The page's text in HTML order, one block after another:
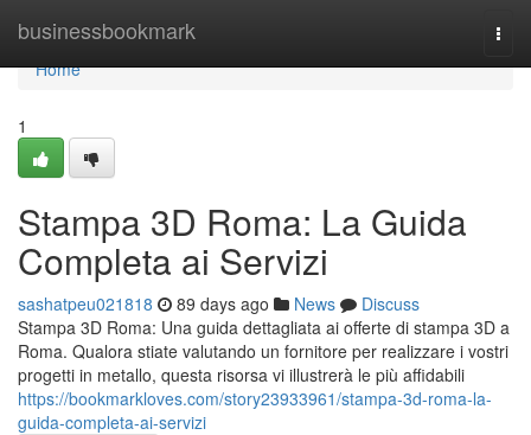
businessbookmark
Home
Home
1
Stampa 3D Roma: La Guida
Completa ai Servizi
sashatpeu021818 89 days ago News
Discuss
Stampa 3D Roma: Una guida dettagliata ai offerte di stampa 3D a
Roma. Qualora stiate valutando un fornitore per realizzare i vostri
progetti in metallo, questa risorsa vi illustrerà le più affidabili
https://bookmarkloves.com/story23933961/stampa-3d-roma-la-
guida-completa-ai-servizi